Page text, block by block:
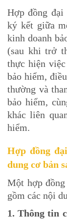
Hợp đồng
ký kết giữa
kinh doanh
(sau khi trở
thực hiện
bảo hiểm,
thường và
bảo hiểm,
khác liên
hiểm.
Hợp đồng
dung cơ bản
Một hợp
gồm các nội
1. Thông tin